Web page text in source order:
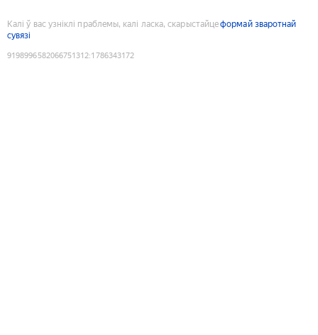
Калі ў вас узніклі праблемы, калі ласка, скарыстайцеформай зваротнай
сувязі
9198996582066751312:1786343172